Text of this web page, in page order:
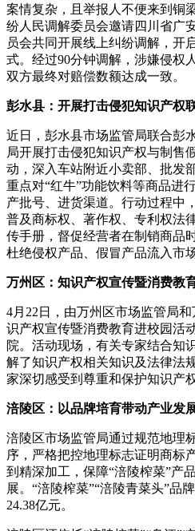
案情复杂，且举报人不便来到铜
纷人民调解委员会邀请四川省广
员会共同开展线上纠纷调解，开
式。经过90分钟调解，涉嫌侵权
双方最终对赔偿数额达成一致。
彭水县：开展打击侵犯知识产权
近日，彭水县市场监管局联合彭
局开展打击侵犯知识产权与制售
动，深入车站附近小卖部、批发
重点对“红牛”功能饮料等商品进
产批号、进货渠道。行动过程中
普及商标权、著作权、专利权法
传手册，督促经营者在制销商品
杜绝侵权产品、假冒产品流入市场
万州区：知识产权宣传暨消费教
4月22日，由万州区市场监管局
识产权宣传暨消费教育进校园活
院。活动现场，有关专家结合知
解了知识产权相关知识及法律法
家深切感受到尊重和保护知识产
涪陵区：以品牌培育带动产业发
涪陵区市场监管局通过规范地理
序，严格把控地理标志证明商标
到精深加工，保障“涪陵榨菜”产
展。“涪陵榨菜”“涪陵青菜头”品
24.38亿元。